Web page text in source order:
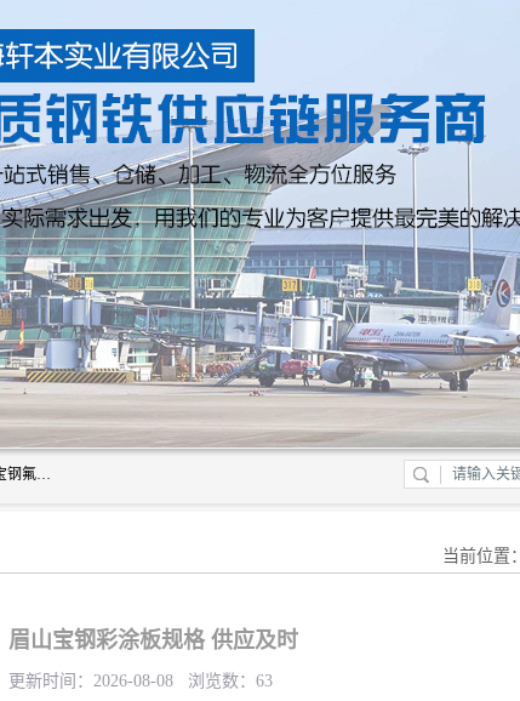
上海轩本实业有限公司主营产品：宝钢彩钢板、宝钢彩钢卷、宝钢彩涂板、宝钢彩涂卷、宝钢高耐候彩钢板，宝钢氟碳彩钢板。是一家集钢铁贸易，物流、加工为一体的产业全配套公司。
当前位置：
眉山宝钢彩涂板规格 供应及时
更新时间：2026-08-08 浏览数：63